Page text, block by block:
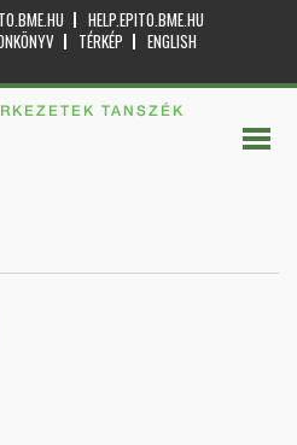
HELP.EPITO.BME.HU
TÉRKÉP
ENGLISH
TANSZÉK